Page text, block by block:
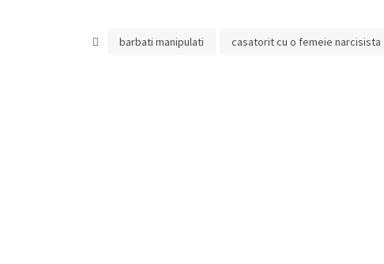
barbati manipulati casatorit cu o femeie narcisista